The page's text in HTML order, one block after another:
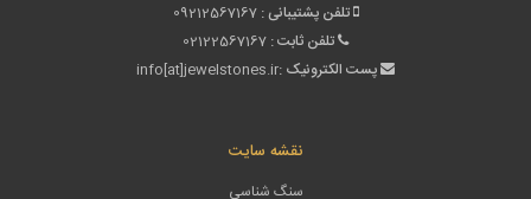
تلفن پشتیبانی : 09212567167
تلفن ثابت : 02122567167
پست الکترونیک :info[at]jewelstones.ir
نقشه سایت
سنگ شناسی